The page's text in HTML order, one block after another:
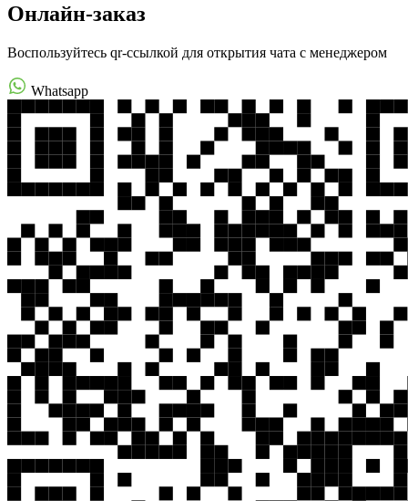
Онлайн-заказ
Воспользуйтесь qr-ссылкой для открытия чата с менеджером
Whatsapp